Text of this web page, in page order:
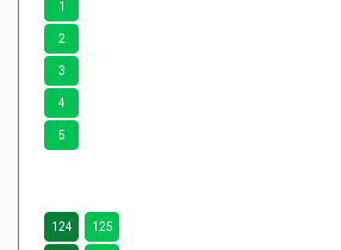
1
2
3
4
5
124 125